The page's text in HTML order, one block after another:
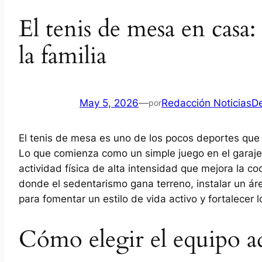
El tenis de mesa en
la familia
May 5, 2026—porRedacción
El tenis de mesa es uno de los pocos deportes
Lo que comienza como un simple juego en el
actividad física de alta intensidad que mejora la
donde el sedentarismo gana terreno, instalar un
para fomentar un estilo de vida activo y fortalecer
Cómo elegir el equipo